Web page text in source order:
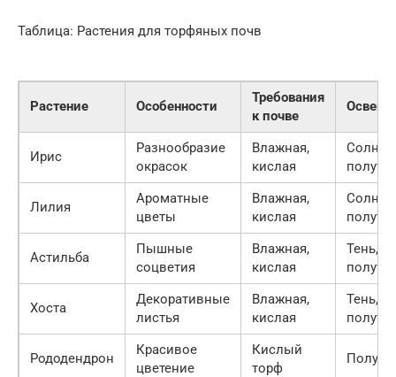
Таблица: Растения для торфяных почв
Растение Особенности
Требования
к почве
Ирис
Разнообразие
окрасок
Влажная,
кислая
Солнце,
Лилия
Ароматные
цветы
Влажная,
кислая
Солнце,
Астильба
Пышные
соцветия
Влажная,
кислая
Тень,
Хоста
Декоративные
листья
Влажная,
кислая
Тень,
Рододендрон
Красивое
цветение
Кислый
торф